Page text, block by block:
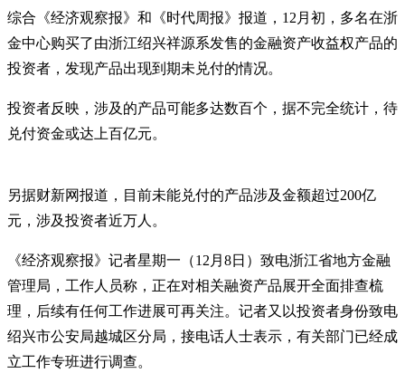
综合《经济观察报》和《时代周报》报道，12月初，多名在浙
金中心购买了由浙江绍兴祥源系发售的金融资产收益权产品的
投资者，发现产品出现到期未兑付的情况。
投资者反映，涉及的产品可能多达数百个，据不完全统计，待
兑付资金或达上百亿元。
另据财新网报道，目前未能兑付的产品涉及金额超过200亿
元，涉及投资者近万人。
《经济观察报》记者星期一（12月8日）致电浙江省地方金融
管理局，工作人员称，正在对相关融资产品展开全面排查梳
理，后续有任何工作进展可再关注。记者又以投资者身份致电
绍兴市公安局越城区分局，接电话人士表示，有关部门已经成
立工作专班进行调查。